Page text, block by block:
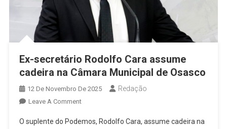
Ex-secretário Rodolfo Cara assume
cadeira na Câmara Municipal de Osasco
12 De Novembro De 2025 Redação
Leave A CommentOn
Secretário
O suplente do Podemos, Rodolfo Cara, assume cadeira na